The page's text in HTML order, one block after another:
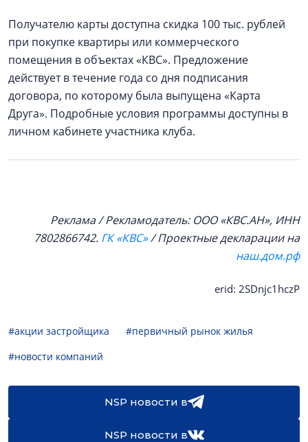
Получателю карты доступна скидка 100 тыс. рублей
при покупке квартиры или коммерческого
помещения в объектах «КВС». Предложение
действует в течение года со дня подписания
договора, по которому была выпущена «Карта
Друга». Подробные условия программы доступны в
личном кабинете участника клуба.
Реклама / Рекламодатель: ООО «КВС.АН», ИНН
7802866742. ГК «КВС»/ Проектные декларации на
наш.дом.рф
erid: 2SDnjc1hczP
#акции застройщика
#первичный рынок жилья
#новости компаний
NSP новости в
NSP новости в